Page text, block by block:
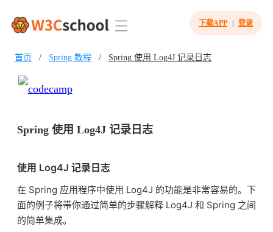
下载APP 登录
首页 / Spring 教程 / Spring 使用 Log4J 记录日志
Spring 使用 Log4J 记录日志
使用 Log4J 记录日志
在 Spring 应用程序中使用 Log4J 的功能是非常容易的。下
面的例子将带你通过简单的步骤解释 Log4J 和 Spring 之间
的简单集成。